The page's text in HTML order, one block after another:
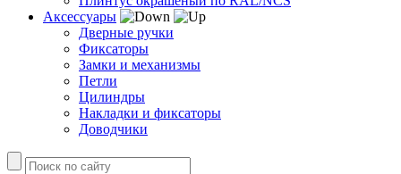
Аксессуары
Дверные ручки
Фиксаторы
Замки и механизмы
Петли
Цилиндры
Накладки и фиксаторы
Доводчики